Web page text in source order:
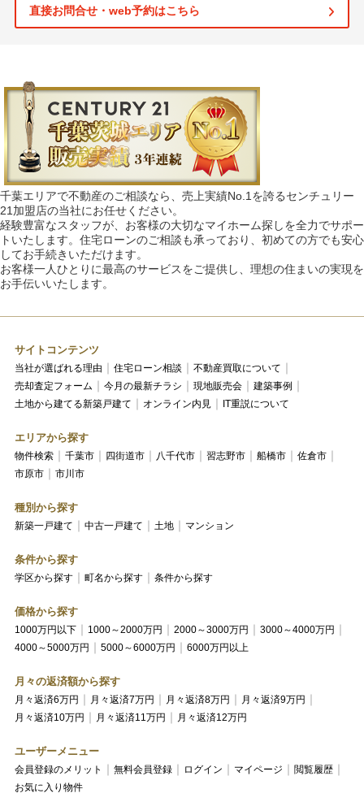
直接お問合せ・web予約はこちら
千葉エリアで不動産のご相談なら、売上実績No.1を誇るセンチュリー
21加盟店の当社にお任せください。
経験豊富なスタッフが、お客様の大切なマイホーム探しを全力でサポー
トいたします。住宅ローンのご相談も承っており、初めての方でも安心
してお手続きいただけます。
お客様一人ひとりに最高のサービスをご提供し、理想の住まいの実現を
お手伝いいたします。
サイトコンテンツ
当社が選ばれる理由 住宅ローン相談
不動産買取について
売却査定フォーム
今月の最新チラシ 現地販売会
建築事例
土地から建てる新築戸建て
オンライン内見 IT重説について
エリアから探す
物件検索 千葉市 四街道市 八千代市 習志野市 船橋市
佐倉市
市原市
市川市
種別から探す
新築一戸建て 中古一戸建て 土地 マンション
条件から探す
学区から探す 町名から探す 条件から探す
価格から探す
1000万円以下 1000～2000万円 2000～3000万円
3000～4000万円
4000～5000万円
5000～6000万円 6000万円以上
月々の返済額から探す
月々返済6万円 月々返済7万円 月々返済8万円
月々返済9万円
月々返済10万円
月々返済11万円 月々返済12万円
ユーザーメニュー
会員登録のメリット 無料会員登録 ログイン マイページ
閲覧履歴
お気に入り物件